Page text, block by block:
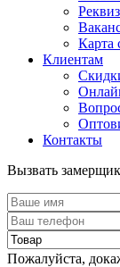
Карта
Клиентам
Контакты
Вызвать
Пожалуйста,